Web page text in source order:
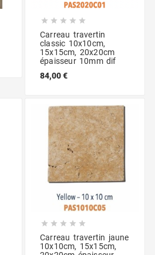
    
Carreau travertin
classic 10x10cm,
15x15cm, 20x20cm
épaisseur 10mm dif
84,00 €
    
Carreau travertin jaune
10x10cm, 15x15cm,